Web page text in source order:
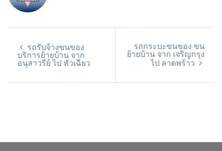
รถรับจ้างขนของ
บริการย้ายบ้าน จาก
อนุสาวรีย์ ไป หัวเฉียว
รถกระบะขนของ ขน
ย้ายบ้าน จาก เจริญกรุง
ไป ลาดพร้าว